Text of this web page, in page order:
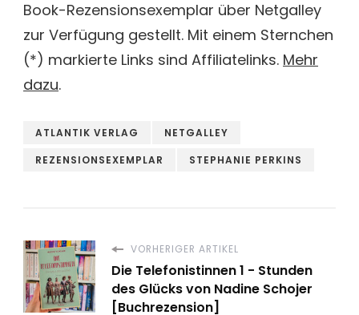
Book-Rezensionsexemplar über Netgalley
zur Verfügung gestellt. Mit einem Sternchen
(*) markierte Links sind Affiliatelinks. Mehr
dazu.
ATLANTIK VERLAG
NETGALLEY
REZENSIONSEXEMPLAR
STEPHANIE PERKINS
VORHERIGER ARTIKEL
Die Telefonistinnen 1 - Stunden
des Glücks von Nadine Schojer
[Buchrezension]